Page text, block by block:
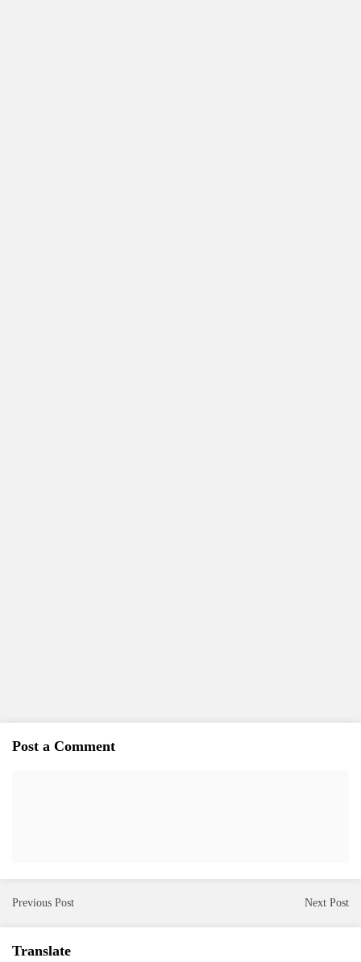
Post a Comment
Previous Post Next Post
Translate